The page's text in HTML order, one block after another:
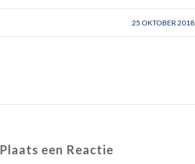
25 OKTOBER 2018
Plaats een Reactie